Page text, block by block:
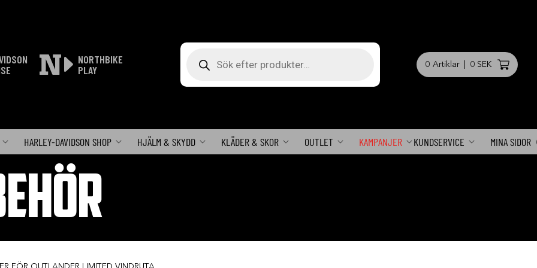
NORTHBIKE
PLAY
0 Artiklar 0 SEK
HARLEY-DAVIDSON SHOP HJÄLM & SKYDD KLÄDER & SKOR OUTLET KAMPANJER KUNDSERVICE MINA SIDOR